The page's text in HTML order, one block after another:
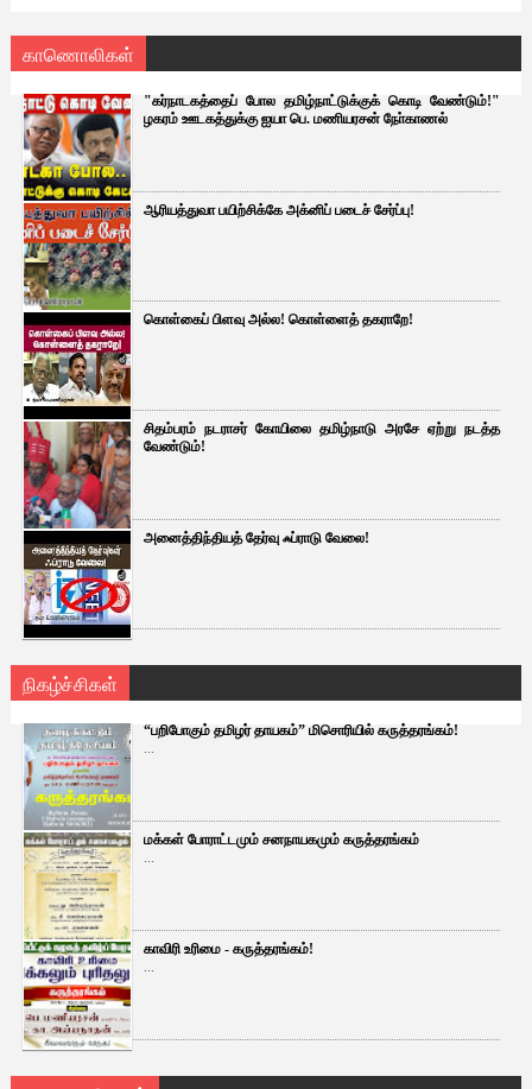
காணொலிகள்
"கர்நாடகத்தைப் போல தமிழ்நாட்டுக்குக் கொடி வேண்டும்!"
ழகரம் ஊடகத்துக்கு ஐயா பெ. மணியரசன் நோ்காணல்
ஆரியத்துவா பயிற்சிக்கே அக்னிப் படைச் சேர்ப்பு!
கொள்கைப் பிளவு அல்ல! கொள்ளைத் தகராறே!
சிதம்பரம் நடராசர் கோயிலை தமிழ்நாடு அரசே ஏற்று நடத்த
வேண்டும்!
அனைத்திந்தியத் தேர்வு ஃப்ராடு வேலை!
நிகழ்ச்சிகள்
“பறிபோகும் தமிழர் தாயகம்” மிசொரியில் கருத்தரங்கம்!
...
மக்கள் போராட்டமும் சனநாயகமும் கருத்தரங்கம்
...
காவிரி உரிமை - கருத்தரங்கம்!
...